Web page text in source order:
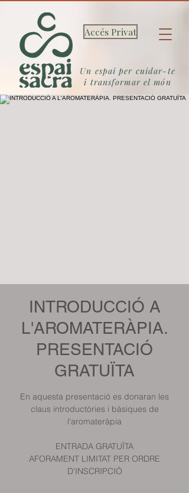
Accés Privat
Un espai per cuidar-te
i transformar el món
INTRODUCCIÓ A
L'AROMATERÀPIA.
PRESENTACIÓ
GRATUÏTA
En aquesta presentació es donaran les
claus introductòries i bàsiques de
l'aromateràpia
ENTRADA GRATUÏTA
AFORAMENT LIMITAT PER ORDRE
D'INSCRIPCIÓ